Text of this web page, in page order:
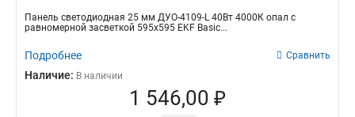
Панель светодиодная 25 мм ДУО-4109-L 40Вт 4000К опал с
равномерной засветкой 595х595 EKF Basic...
Подробнее Сравнить
Наличие: В наличии
1 546,00 ₽